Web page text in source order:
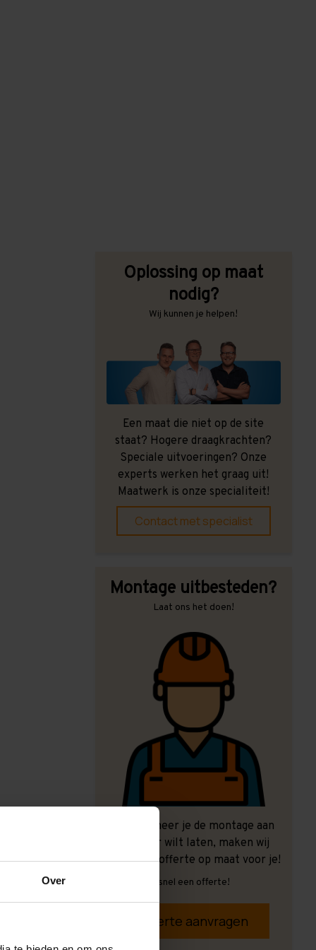
Over
Oplossing op maat
nodig?
Wij kunnen je helpen!
Een maat die niet op de site
staat? Hogere draagkrachten?
Speciale uitvoeringen? Onze
experts werken het graag uit!
Maatwerk is onze specialiteit!
Contact met specialist
Montage uitbesteden?
Laat ons het doen!
Ook wanneer je de montage aan
ons over wilt laten, maken wij
graag een offerte op maat voor je!
Vrijblijvend, snel een offerte!
Offerte aanvragen